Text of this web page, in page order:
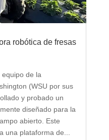
robótica de fresas
equipo de la
(WSU por sus
y probado un
diseñado para la
abierto. Este
una plataforma de...